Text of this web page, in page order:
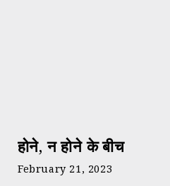
होने, न होने के बीच
February 21, 2023